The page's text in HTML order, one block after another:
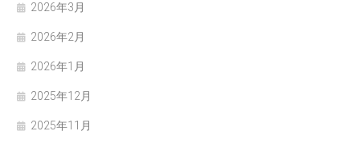
2026年3月
2026年2月
2026年1月
2025年12月
2025年11月